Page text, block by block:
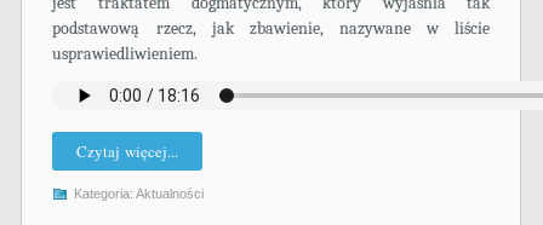
podstawową rzecz, jak zbawienie, nazywane w liście
usprawiedliwieniem.
Czytaj więcej...
Kategoria:Aktualności